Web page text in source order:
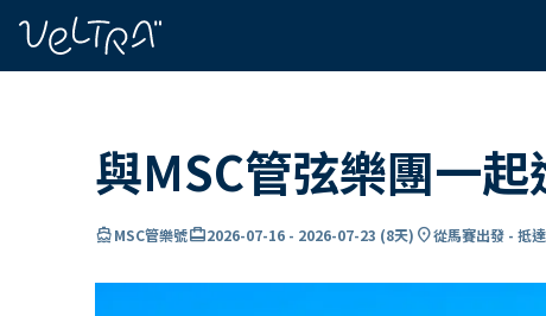
與MSC管弦樂團一
directions_boatMSC管樂號card_travel2026-07-16 - 2026-07-23 (8天) location_on從馬賽出發 - 抵